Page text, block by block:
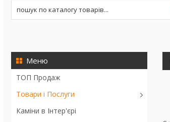
ТОП Продаж
Товари і Послуги
Каміни в Інтер'єрі